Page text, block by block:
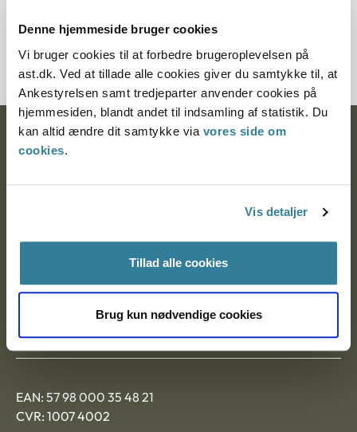
Denne hjemmeside bruger cookies
Vi bruger cookies til at forbedre brugeroplevelsen på
ast.dk. Ved at tillade alle cookies giver du samtykke til, at
Ankestyrelsen samt tredjeparter anvender cookies på
hjemmesiden, blandt andet til indsamling af statistik. Du
kan altid ændre dit samtykke via vores side om
cookies.
Vis detaljer
Tillad alle cookies
Brug kun nødvendige cookies
102456-01104329-00
Ankestyrelsen
Ankestyrelsen Aalborg
Ankestyrelsen København
EAN: 57 98 000 35 48 21
CVR: 1007 4002